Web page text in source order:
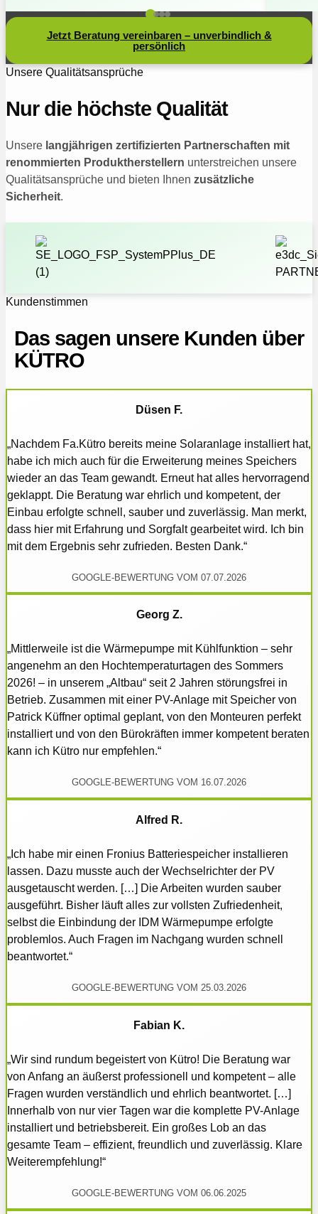
Jetzt Beratung vereinbaren – unverbindlich &
persönlich
Unsere Qualitätsansprüche
Nur die höchste Qualität
Unsere langjährigen zertifizierten Partnerschaften mit
renommierten Produktherstellern unterstreichen unsere
Qualitätsansprüche und bieten Ihnen zusätzliche
Sicherheit.
Kundenstimmen
Das sagen unsere Kunden über
KÜTRO
Düsen F.
„Nachdem Fa.Kütro bereits meine Solaranlage installiert hat,
habe ich mich auch für die Erweiterung meines Speichers
wieder an das Team gewandt. Erneut hat alles hervorragend
geklappt. Die Beratung war ehrlich und kompetent, der
Einbau erfolgte schnell, sauber und zuverlässig. Man merkt,
dass hier mit Erfahrung und Sorgfalt gearbeitet wird. Ich bin
mit dem Ergebnis sehr zufrieden. Besten Dank.“
GOOGLE-BEWERTUNG VOM 07.07.2026
Georg Z.
„Mittlerweile ist die Wärmepumpe mit Kühlfunktion – sehr
angenehm an den Hochtemperaturtagen des Sommers
2026! – in unserem „Altbau“ seit 2 Jahren störungsfrei in
Betrieb. Zusammen mit einer PV-Anlage mit Speicher von
Patrick Küffner optimal geplant, von den Monteuren perfekt
installiert und von den Bürokräften immer kompetent beraten
kann ich Kütro nur empfehlen.“
GOOGLE-BEWERTUNG VOM 16.07.2026
Alfred R.
„Ich habe mir einen Fronius Batteriespeicher installieren
lassen. Dazu musste auch der Wechselrichter der PV
ausgetauscht werden. […] Die Arbeiten wurden sauber
ausgeführt. Bisher läuft alles zur vollsten Zufriedenheit,
selbst die Einbindung der IDM Wärmepumpe erfolgte
problemlos. Auch Fragen im Nachgang wurden schnell
beantwortet.“
GOOGLE-BEWERTUNG VOM 25.03.2026
Fabian K.
„Wir sind rundum begeistert von Kütro! Die Beratung war
von Anfang an äußerst professionell und kompetent – alle
Fragen wurden verständlich und ehrlich beantwortet. […]
Innerhalb von nur vier Tagen war die komplette PV-Anlage
installiert und betriebsbereit. Ein großes Lob an das
gesamte Team – effizient, freundlich und zuverlässig. Klare
Weiterempfehlung!“
GOOGLE-BEWERTUNG VOM 06.06.2025